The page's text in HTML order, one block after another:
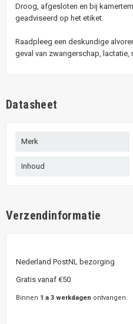
Droog, afgesloten en bij
geadviseerd op het etiket.
Raadpleeg een deskundige
geval van zwangerschap,
Datasheet
Merk
Inhoud
Verzendinformatie
Nederland PostNL
Gratis vanaf €50
Binnen 1 a 3 werkdagen ontvangen.